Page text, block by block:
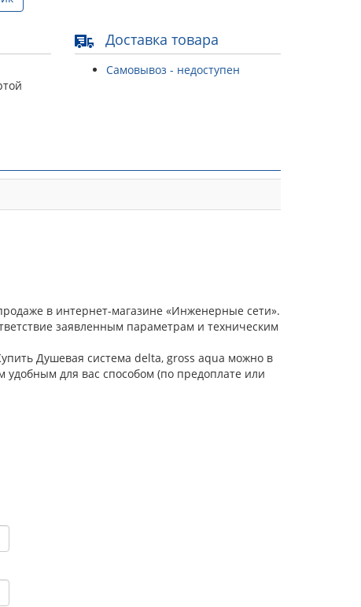
Доставка товара
Самовывоз - недоступен
в интернет-магазине «Инженерные сети».
заявленным параметрам и техническим
Душевая система delta, gross aqua можно в
для вас способом (по предоплате или